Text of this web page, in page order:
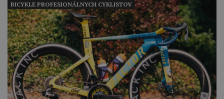
BICYKLE PROFESIONÁLNYCH CYKLISTOV